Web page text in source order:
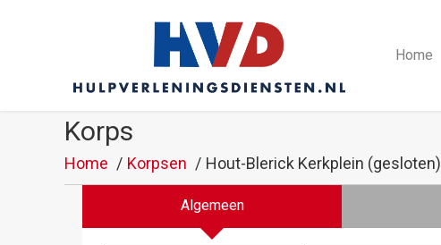
Home
Korps
Home Korpsen Hout-Blerick Kerkplein (gesloten)
Algemeen